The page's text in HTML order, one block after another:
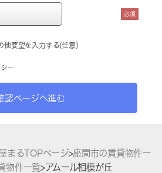
必須
他要望を入力する(任意）
シー
認ページへ進む
まるTOPページ>座間市の賃貸物件一
物件一覧>アムール相模が丘